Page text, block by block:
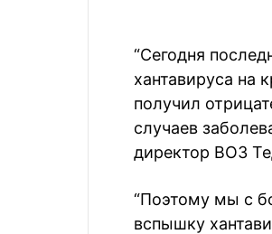
“Сегодня
хантавируса на
получил
случаев
директор ВОЗ
“Поэтому мы с
вспышку